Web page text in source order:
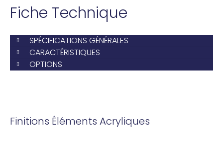
Fiche Technique
SPÉCIFICATIONS GÉNÉRALES
CARACTÉRISTIQUES
OPTIONS
Finitions Éléments Acryliques